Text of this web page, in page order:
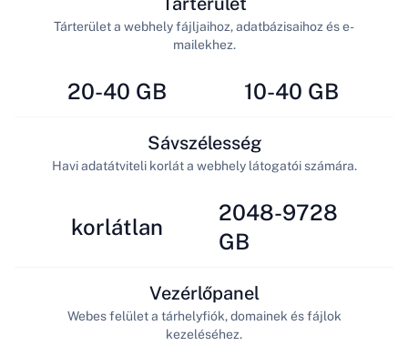
20-40 GB
Tárterület a webhely fájljaihoz, adatbázisaihoz és e-
mailekhez.
10-40 GB
korlátlan
Sávszélesség
Havi adatátviteli korlát a webhely látogatói számára.
2048-9728
GB
Vezérlőpanel
Webes felület a tárhelyfiók, domainek és fájlok
kezeléséhez.